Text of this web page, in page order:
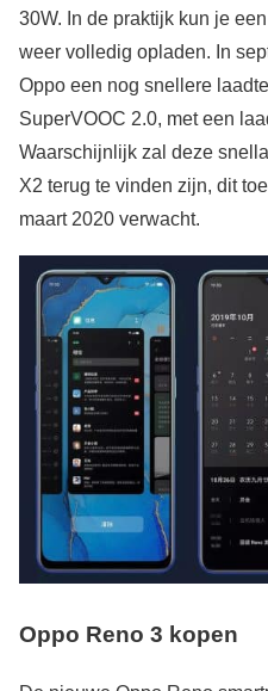
30W. In de praktijk kun je
weer volledig opladen. In
Oppo een nog snellere
SuperVOOC 2.0, met een
Waarschijnlijk zal deze
X2 terug te vinden zijn, dit
maart 2020 verwacht.
Oppo Reno 3 kopen